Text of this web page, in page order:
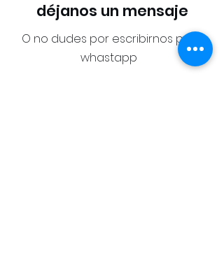
déjanos un mensaje
O no dudes por escribirnos por
whastapp